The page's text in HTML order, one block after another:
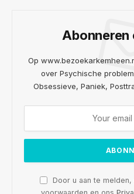
Abonneren
Op
over Psychische
Obsessieve, Paniek,
Door u aan te